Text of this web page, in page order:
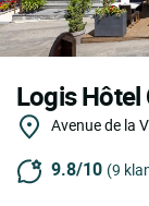
Logis Hôtel
Avenue de la
9.8/10 (9